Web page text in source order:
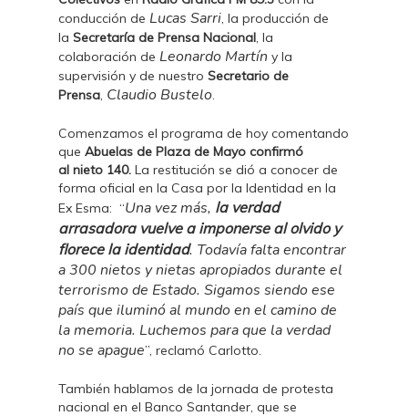
conducción de Lucas Sarri, la producción de
laSecretaría de Prensa Nacional, la
colaboración de Leonardo Martín y la
supervisión y de nuestroSecretario de
Prensa, Claudio Bustelo.
Comenzamos el programa de hoy comentando
que Abuelas de Plaza de Mayo confirmó
al nieto 140.La restitución se dió a conocer de
forma oficial en la Casa por la Identidad en la
Ex Esma: “Una vez más, la verdad
arrasadora vuelve a imponerse al olvido y
florece la identidad. Todavía falta encontrar
a 300 nietos y nietas apropiados durante el
terrorismo de Estado. Sigamos siendo ese
país que iluminó al mundo en el camino de
la memoria. Luchemos para que la verdad
no se apague”, reclamó Carlotto.
También hablamos de la jornada de protesta
nacional en el Banco Santander, que se